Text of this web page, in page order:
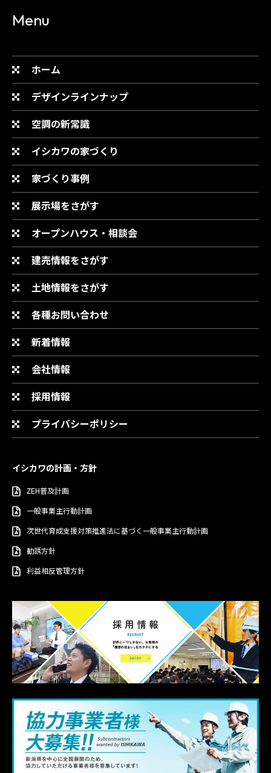
Menu
ホーム
デザインラインナップ
空調の新常識
イシカワの家づくり
家づくり事例
展示場をさがす
オープンハウス・相談会
建売情報をさがす
土地情報をさがす
各種お問い合わせ
新着情報
会社情報
採用情報
プライバシーポリシー
イシカワの計画・方針
ZEH普及計画
一般事業主行動計画
次世代育成支援対策推進法に基づく一般事業主行動計画
勧誘方針
利益相反管理方針